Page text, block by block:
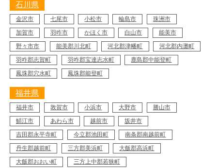
石川県
金沢市 七尾市 小松市 輪島市
珠洲市
加賀市
羽咋市 かほく市 白山市
能美市
野々市市
能美郡川北町 河北郡津幡町
河北郡内灘町
羽咋郡志賀町
羽咋郡宝達志水町
鹿島郡中能登町
鳳珠郡穴水町
鳳珠郡能登町
福井県
福井市 敦賀市 小浜市 大野市
勝山市
鯖江市
あわら市 越前市
坂井市
吉田郡永平寺町
今立郡池田町
南条郡南越前町
丹生郡越前町
三方郡美浜町
大飯郡高浜町
大飯郡おおい町
三方上中郡若狭町